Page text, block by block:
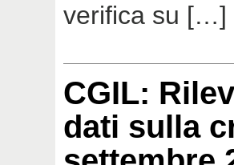
verifica su […]
CGIL:
dati sulla